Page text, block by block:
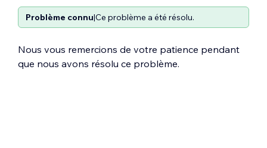
Problème connu|Ce problème a été résolu.
Nous vous remercions de votre patience pendant
que nous avons résolu ce problème.